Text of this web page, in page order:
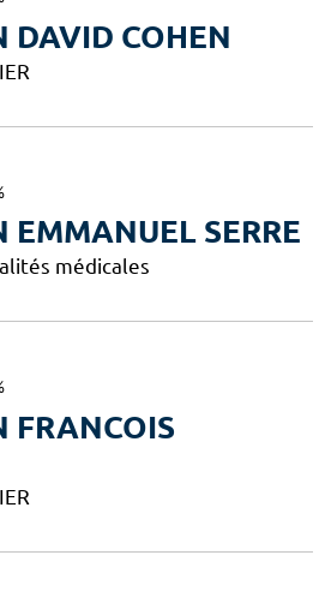
COHEN
SERRE
médicales
FRANCOIS